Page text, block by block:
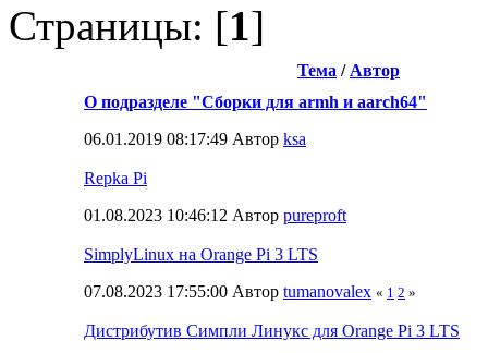
Страницы: [1]
Тема / Автор
О подразделе "Сборки для armh и aarch64"
06.01.2019 08:17:49 Автор ksa
Repka Pi
01.08.2023 10:46:12 Автор pureproft
SimplyLinux на Orange Pi 3 LTS
07.08.2023 17:55:00 Автор tumanovalex « 1 2 »
Дистрибутив Симпли Линукс для Orange Pi 3 LTS